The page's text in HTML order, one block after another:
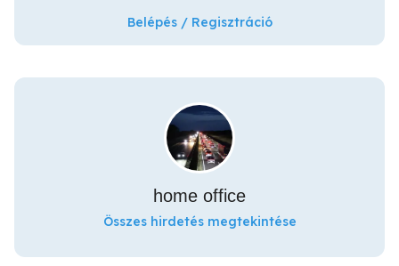
Belépés / Regisztráció
home office
Összes hirdetés megtekintése